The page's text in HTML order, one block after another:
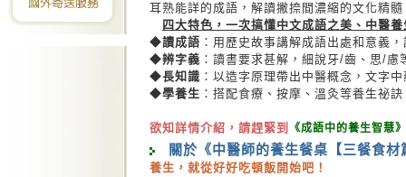
耳熟能詳的成語，解讀撇捺間濃縮的文化精
四大特色，一次搞懂中文成語之美、中醫
◆讀成語 ：用歷史故事講解成語出處和意義
◆辨字義 ：讀書要求甚解，細說牙/齒、思/慮
◆長知識 ：以造字原理帶出中醫概念，文字
◆學養生 ：搭配食療、按摩、溫灸等養生祕
欲知詳情介紹，請趕緊到 《成語中的養生智慧》
關於《中醫師的養生餐桌【三餐食材
養生，就從好好吃頓飯開始吧！